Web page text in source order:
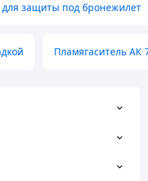
для защиты под бронежилет
Пламягаситель АК